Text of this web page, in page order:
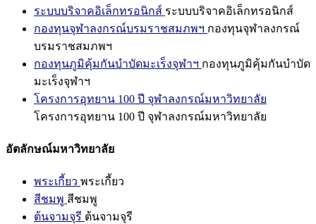
ระบบบริจาคอิเล็กทรอนิกส์ ระบบบริจาคอิเล็กทรอนิกส์
กองทุนจุฬาลงกรณ์บรมราชสมภพฯ กองทุนจุฬาลงกรณ์
บรมราชสมภพฯ
กองทุนภูมิคุ้มกันบำบัดมะเร็งจุฬาฯ กองทุนภูมิคุ้มกันบำบัด
มะเร็งจุฬาฯ
โครงการอุทยาน 100 ปี จุฬาลงกรณ์มหาวิทยาลัย
โครงการอุทยาน 100 ปี จุฬาลงกรณ์มหาวิทยาลัย
อัตลักษณ์มหาวิทยาลัย
พระเกี้ยว พระเกี้ยว
สีชมพู สีชมพู
ต้นจามจุรี ต้นจามจุรี